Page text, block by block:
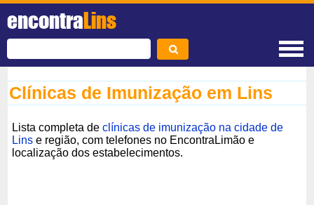
encontraLins
Clínicas de Imunização em Lins
Lista completa declínicas de imunização na cidade de
Lins e região, com telefones no EncontraLimão e
localização dos estabelecimentos.